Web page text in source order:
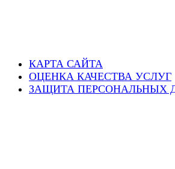
КАРТА САЙТА
ОЦЕНКА КАЧЕСТВА УСЛУГ
ЗАЩИТА ПЕРСОНАЛЬНЫХ